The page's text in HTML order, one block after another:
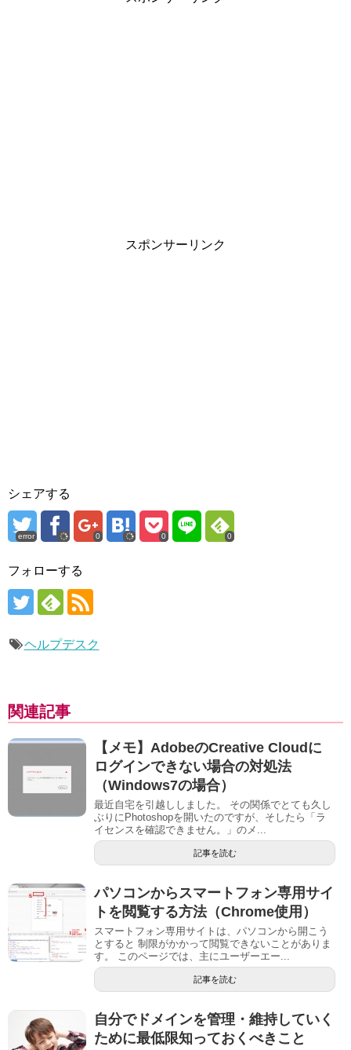
スポンサーリンク
シェアする
error 0 0 0
フォローする
ヘルプデスク
関連記事
【メモ】AdobeのCreative Cloudに
ログインできない場合の対処法
（Windows7の場合）
最近自宅を引越ししました。 その関係でとても久し
ぶりにPhotoshopを開いたのですが、そしたら「ラ
イセンスを確認できません。」のメ...
記事を読む
パソコンからスマートフォン専用サイ
トを閲覧する方法（Chrome使用）
スマートフォン専用サイトは、パソコンから開こう
とすると 制限がかかって閲覧できないことがありま
す。 このページでは、主にユーザーエー...
記事を読む
自分でドメインを管理・維持していく
ために最低限知っておくべきこと